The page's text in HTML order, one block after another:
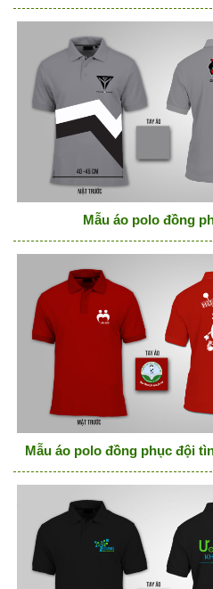
Mẫu áo polo đồng
Mẫu áo polo đồng phục đội